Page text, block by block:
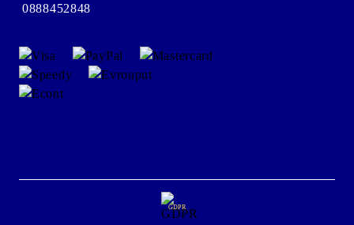
0888452848
GDPR